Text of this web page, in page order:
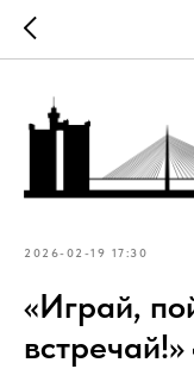
2026-02-19 17:30
«Играй,